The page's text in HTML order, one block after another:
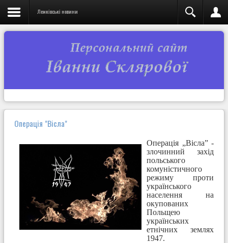
Лемківські новини
Операція "Вісла"
Операція „Вісла” -
злочинний захід
польського
комуністичного
режиму проти
українського
населення на
окупованих
Польщею
українських
етнічних землях
1947.